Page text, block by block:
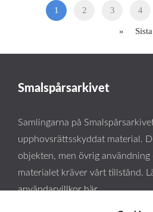
1 2 3 4
»
Smalspårsarkivet
Samlingarna på
upphovsrättsskyddat material.
objekten, men övrig
materialet kräver vårt tillstånd.
användarvillkor här.